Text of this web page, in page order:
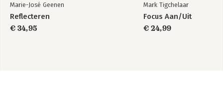
Marie-José Geenen
Reflecteren
€ 34,95
Mark Tigchelaar
Focus Aan/Uit
€ 24,99